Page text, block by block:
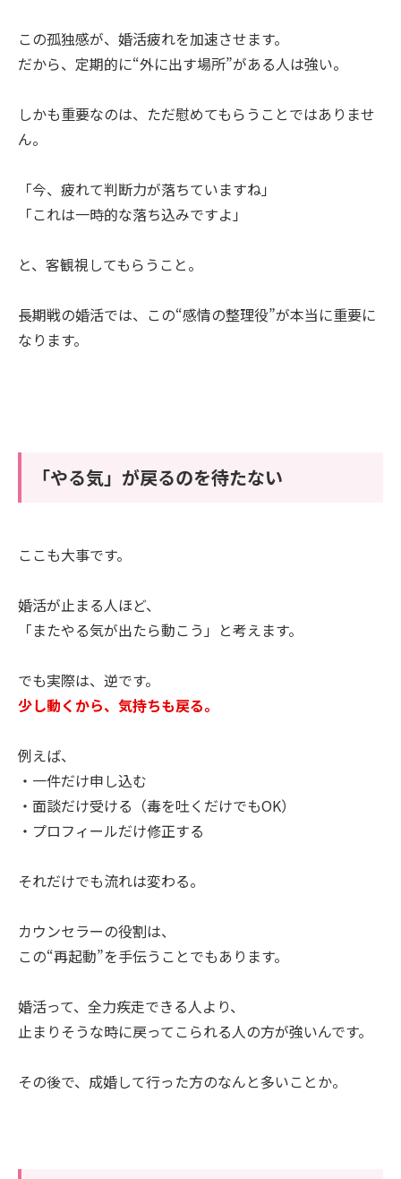
この孤独感が、婚活疲れを加速させます。
だから、定期的に“外に出す場所”がある人は強い。
しかも重要なのは、ただ慰めてもらうことではありませ
ん。
「今、疲れて判断力が落ちていますね」
「これは一時的な落ち込みですよ」
と、客観視してもらうこと。
長期戦の婚活では、この“感情の整理役”が本当に重要に
なります。
「やる気」が戻るのを待たない
ここも大事です。
婚活が止まる人ほど、
「またやる気が出たら動こう」と考えます。
でも実際は、逆です。
少し動くから、気持ちも戻る。
例えば、
・一件だけ申し込む
・面談だけ受ける（毒を吐くだけでもOK）
・プロフィールだけ修正する
それだけでも流れは変わる。
カウンセラーの役割は、
この“再起動”を手伝うことでもあります。
婚活って、全力疾走できる人より、
止まりそうな時に戻ってこられる人の方が強いんです。
その後で、成婚して行った方のなんと多いことか。